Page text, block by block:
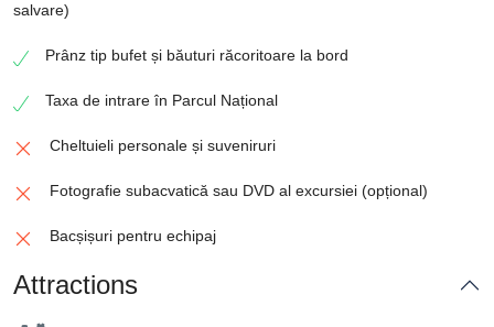
salvare)
Prânz tip bufet și băuturi răcoritoare la bord
Taxa de intrare în Parcul Național
Cheltuieli personale și suveniruri
Fotografie subacvatică sau DVD al excursiei (opțional)
Bacșișuri pentru echipaj
Attractions